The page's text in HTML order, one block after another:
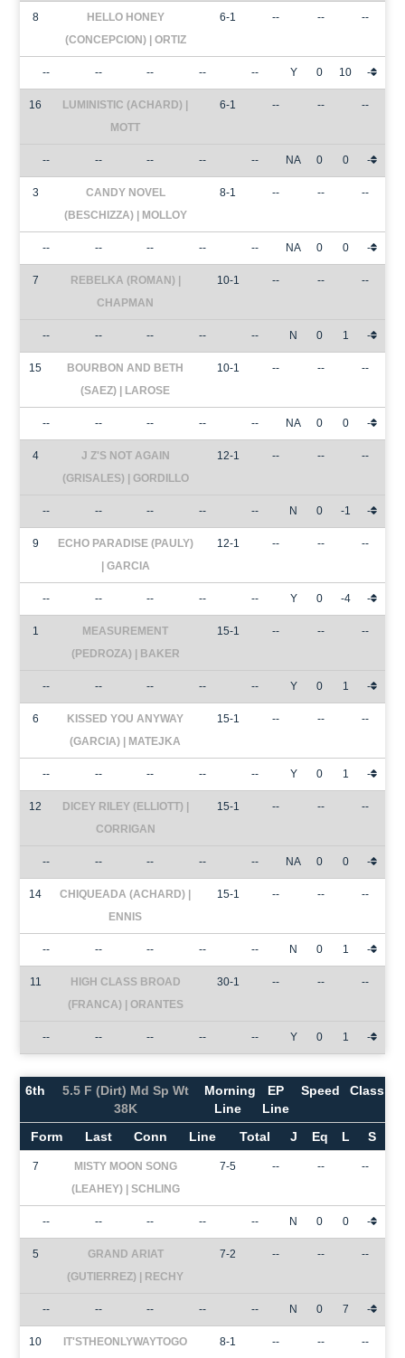
8
HELLO HONEY
(CONCEPCION) | ORTIZ
6-1 -- -- --
-- -- -- -- -- Y 0 10 -
16
LUMINISTIC (ACHARD) |
MOTT
6-1 -- -- --
-- -- -- -- -- NA 0 0 -
3
CANDY NOVEL
(BESCHIZZA) | MOLLOY
8-1 -- -- --
-- -- -- -- -- NA 0 0 -
7
REBELKA (ROMAN) |
CHAPMAN
10-1 -- -- --
-- -- -- -- -- N 0 1 -
15
BOURBON AND BETH
(SAEZ) | LAROSE
10-1 -- -- --
-- -- -- -- -- NA 0 0 -
4
J Z'S NOT AGAIN
(GRISALES) | GORDILLO
12-1 -- -- --
-- -- -- -- -- N 0 -1 -
9
ECHO PARADISE (PAULY)
| GARCIA
12-1 -- -- --
-- -- -- -- -- Y 0 -4 -
1
MEASUREMENT
(PEDROZA) | BAKER
15-1 -- -- --
-- -- -- -- -- Y 0 1 -
6
KISSED YOU ANYWAY
(GARCIA) | MATEJKA
15-1 -- -- --
-- -- -- -- -- Y 0 1 -
12
DICEY RILEY (ELLIOTT) |
CORRIGAN
15-1 -- -- --
-- -- -- -- -- NA 0 0 -
14
CHIQUEADA (ACHARD) |
ENNIS
15-1 -- -- --
-- -- -- -- -- N 0 1 -
11
HIGH CLASS BROAD
(FRANCA) | ORANTES
30-1 -- -- --
-- -- -- -- -- Y 0 1 -
6th
5.5 F (Dirt) Md Sp Wt
38K
Morning
Line
EP
Line
Speed Class
Form Last Conn Line Total J Eq L S
7
MISTY MOON SONG
(LEAHEY) | SCHLING
7-5 -- -- --
-- -- -- -- -- N 0 0 -
5
GRAND ARIAT
(GUTIERREZ) | RECHY
7-2 -- -- --
-- -- -- -- -- N 0 7 -
10 IT'STHEONLYWAYTOGO 8-1 -- -- --